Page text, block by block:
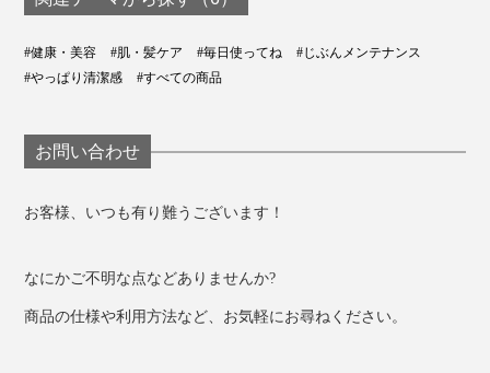
#健康・美容 #肌・髪ケア #毎日使ってね
#じぶんメンテナンス
#やっぱり清潔感
#すべての商品
お問い合わせ
お客様、いつも有り難うございます！
なにかご不明な点などありませんか?
商品の仕様や利用方法など、お気軽にお尋ねください。